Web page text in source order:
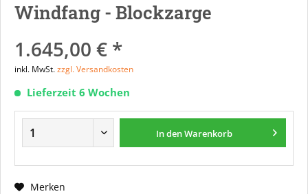
Windfang - Blockzarge
1.645,00 € *
inkl. MwSt.zzgl. Versandkosten
Lieferzeit 6 Wochen
In denWarenkorb
Merken